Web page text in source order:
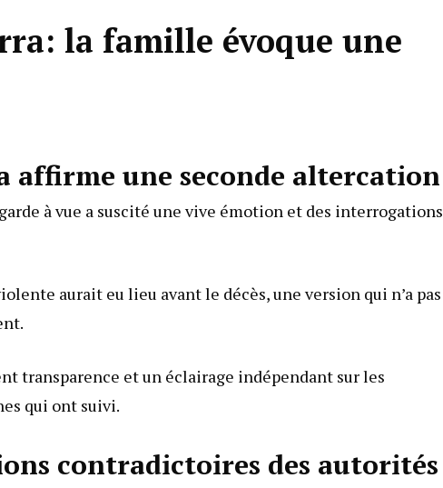
la famille évoque une
affirme une seconde altercation
à vue a suscité une vive émotion et des interrogations
aurait eu lieu avant le décès, une version qui n’a pas
transparence et un éclairage indépendant sur les
qui ont suivi.
contradictoires des autorités